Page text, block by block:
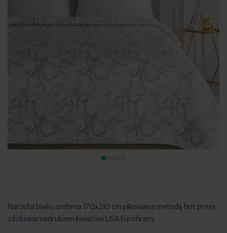
Narzuta biało, srebrna 170x210 cm pikowana metodą hot press
zdobiona nadrukiem kwiatów LISA Eurofirany